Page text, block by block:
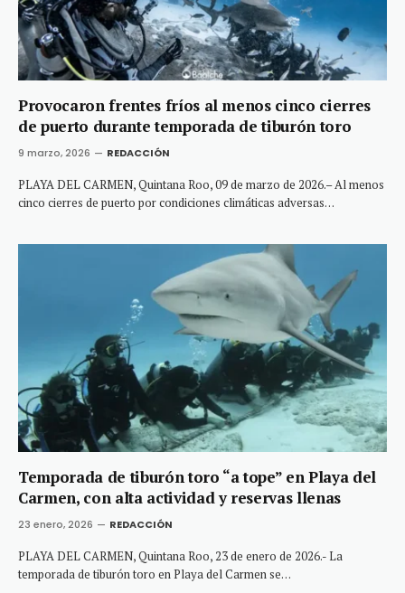
Provocaron frentes fríos al menos cinco cierres
de puerto durante temporada de tiburón toro
9 marzo, 2026 REDACCIÓN
PLAYA DEL CARMEN, Quintana Roo, 09 de marzo de 2026.– Al menos
cinco cierres de puerto por condiciones climáticas adversas…
Temporada de tiburón toro “a tope” en Playa del
Carmen, con alta actividad y reservas llenas
23 enero, 2026 REDACCIÓN
PLAYA DEL CARMEN, Quintana Roo, 23 de enero de 2026.- La
temporada de tiburón toro en Playa del Carmen se…